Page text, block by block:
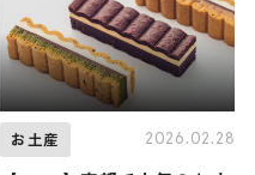
お土産 2026.02.28